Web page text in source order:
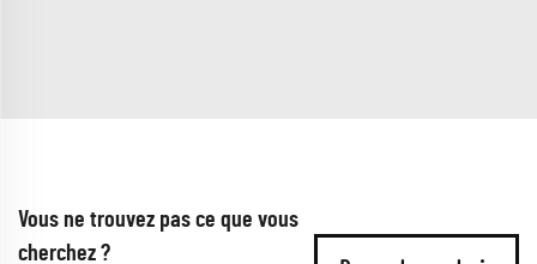
Vous ne trouvez pas ce que vous
cherchez ?